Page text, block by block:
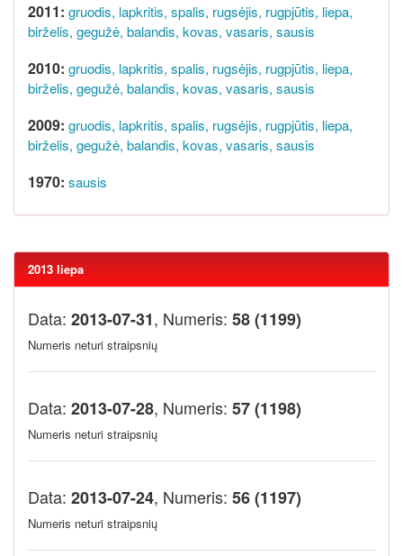
2011: gruodis, lapkritis, spalis, rugsėjis, rugpjūtis, liepa,
birželis, gegužė, balandis, kovas, vasaris, sausis
2010: gruodis, lapkritis, spalis, rugsėjis, rugpjūtis, liepa,
birželis, gegužė, balandis, kovas, vasaris, sausis
2009: gruodis, lapkritis, spalis, rugsėjis, rugpjūtis, liepa,
birželis, gegužė, balandis, kovas, vasaris, sausis
1970: sausis
2013 liepa
Data: 2013-07-31, Numeris: 58 (1199)
Numeris neturi straipsnių
Data: 2013-07-28, Numeris: 57 (1198)
Numeris neturi straipsnių
Data: 2013-07-24, Numeris: 56 (1197)
Numeris neturi straipsnių